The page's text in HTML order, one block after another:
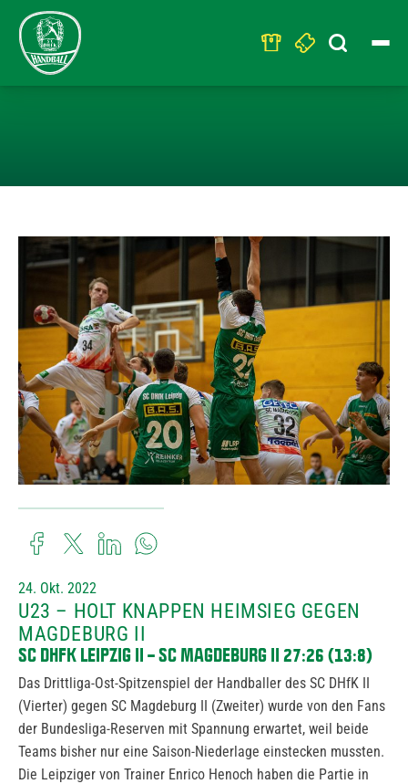
Search
for:
24. Okt. 2022
U23 – HOLT KNAPPEN HEIMSIEG GEGEN
MAGDEBURG II
SC DHFK LEIPZIG II – SC MAGDEBURG II 27:26 (13:8)
Das Drittliga-Ost-Spitzenspiel der Handballer des SC DHfK II
(Vierter) gegen SC Magdeburg II (Zweiter) wurde von den Fans
der Bundesliga-Reserven mit Spannung erwartet, weil beide
Teams bisher nur eine Saison-Niederlage einstecken mussten.
Die Leipziger von Trainer Enrico Henoch haben die Partie in